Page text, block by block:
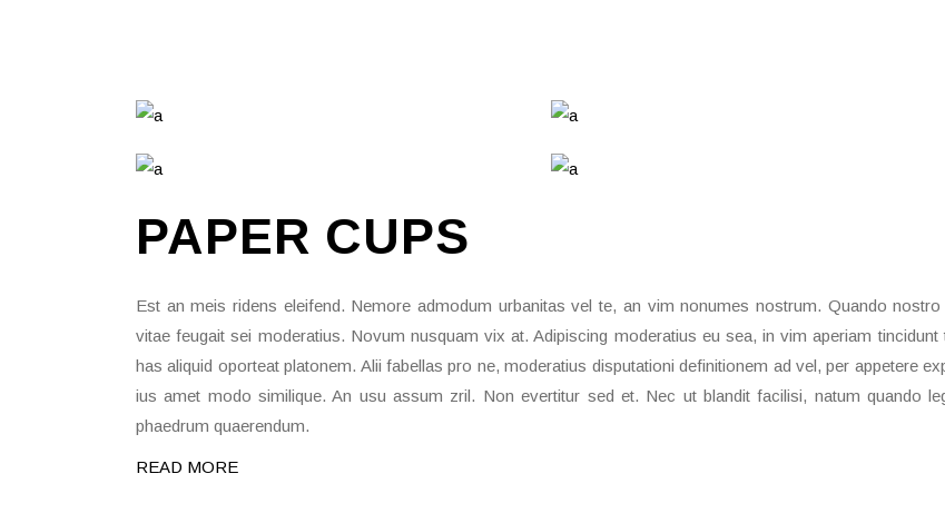
PAPER CUPS
Est an meis ridens eleifend. Nemore admodum urbanitas vel te, an vim nonumes nostrum. Quando
vitae feugait sei moderatius. Novum nusquam vix at. Adipiscing moderatius eu sea, in vim aperiam tincidunt
has aliquid oporteat platonem. Alii fabellas pro ne, moderatius disputationi definitionem ad vel, per appetere
ius amet modo similique. An usu assum zril. Non evertitur sed et. Nec ut blandit facilisi, natum quando
phaedrum quaerendum.
READ MORE